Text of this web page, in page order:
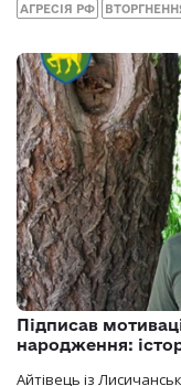
АГРЕСІЯ РФ
Підписав
народження:
Айтівець із